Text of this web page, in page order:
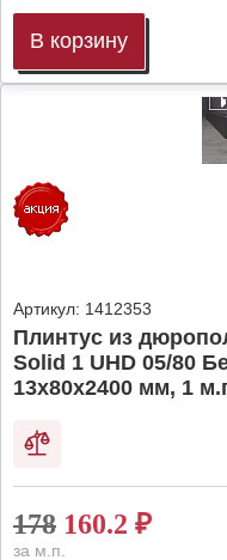
В корзину
Артикул: 1412353
Плинтус из
Solid 1 UHD 05/80
13х80х2400 мм, 1
178 160.2 ₽
за м.п.